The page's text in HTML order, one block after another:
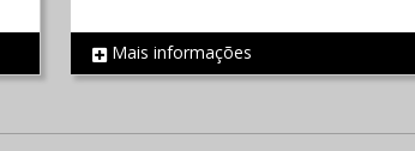
REF 747
Mais informações